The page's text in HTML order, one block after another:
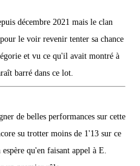
décembre 2021 mais le clan
le voir revenir tenter sa chance
et vu ce qu'il avait montré à
barré dans ce lot.
de belles performances sur cette
su trotter moins de 1'13 sur ce
qu'en faisant appel à E.